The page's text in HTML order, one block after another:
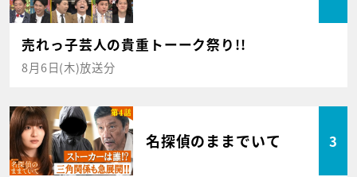
売れっ子芸人の貴重トーーク祭り!!
8月6日(木)放送分
名探偵のままでいて 3